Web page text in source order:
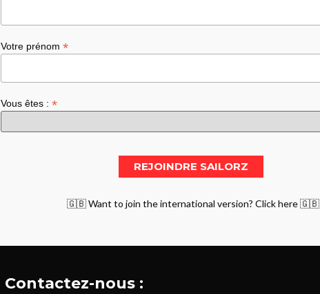
Votre prénom*
Vous êtes :*
🇬🇧 Want to join the international version? Click here 🇬🇧
Contactez-nous :